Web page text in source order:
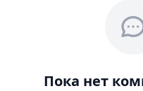
Пока нет